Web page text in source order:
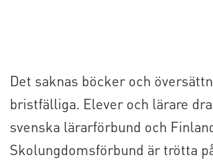
Det saknas böcker och
bristfälliga. Elever och lärare
svenska lärarförbund och
Skolungdomsförbund är trötta